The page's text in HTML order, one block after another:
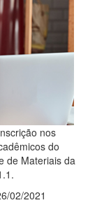
nos
do
de Materiais da
02/2021